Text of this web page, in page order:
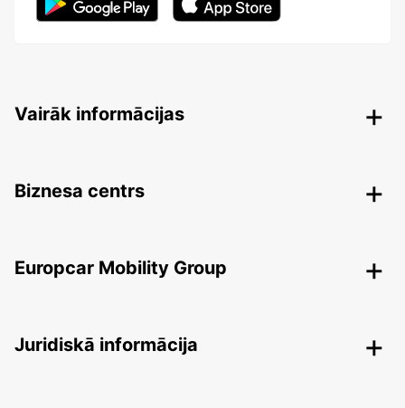
Vairāk informācijas
Biznesa centrs
Europcar Mobility Group
Juridiskā informācija